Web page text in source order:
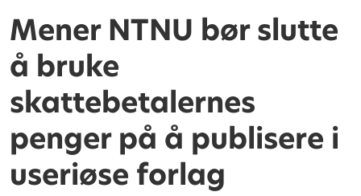
Mener NTNU bør slutte
å bruke
skattebetalernes
penger på å publisere i
useriøse forlag